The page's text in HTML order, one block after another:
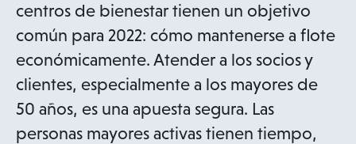
centros de bienestar tienen un objetivo
común para 2022: cómo mantenerse a flote
económicamente. Atender a los socios y
clientes, especialmente a los mayores de
50 años, es una apuesta segura. Las
personas mayores activas tienen tiempo,